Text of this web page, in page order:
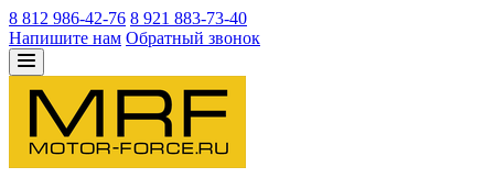
8 812 986-42-76 8 921 883-73-40
Напишите нам Обратный звонок